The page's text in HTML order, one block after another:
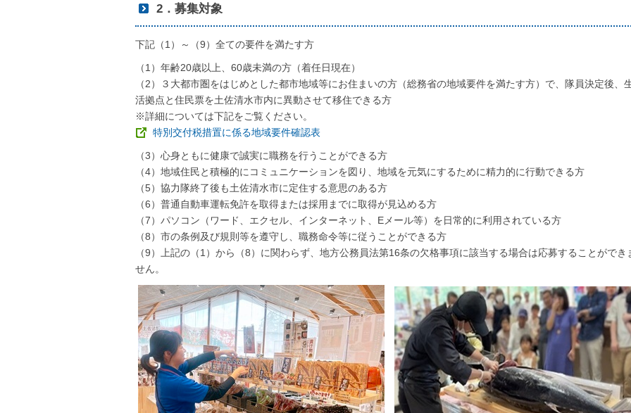
2．募集対象
下記（1）～（9）全ての要件を満たす方
（1）年齢20歳以上、60歳未満の方（着任日現在）
（2）３大都市圏をはじめとした都市地域等にお住まいの方（総務省の地域要件を満たす方）で、隊員決定後、
活拠点と住民票を土佐清水市内に異動させて移住できる方
※詳細については下記をご覧ください。
特別交付税措置に係る地域要件確認表
（3）心身ともに健康で誠実に職務を行うことができる方
（4）地域住民と積極的にコミュニケーションを図り、地域を元気にするために精力的に行動できる方
（5）協力隊終了後も土佐清水市に定住する意思のある方
（6）普通自動車運転免許を取得または採用までに取得が見込める方
（7）パソコン（ワード、エクセル、インターネット、Eメール等）を日常的に利用されている方
（8）市の条例及び規則等を遵守し、職務命令等に従うことができる方
（9）上記の（1）から（8）に関わらず、地方公務員法第16条の欠格事項に該当する場合は応募することができ
せん。